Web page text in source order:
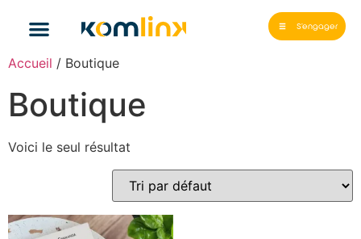
S'engager
Accueil / Boutique
Boutique
Voici le seul résultat